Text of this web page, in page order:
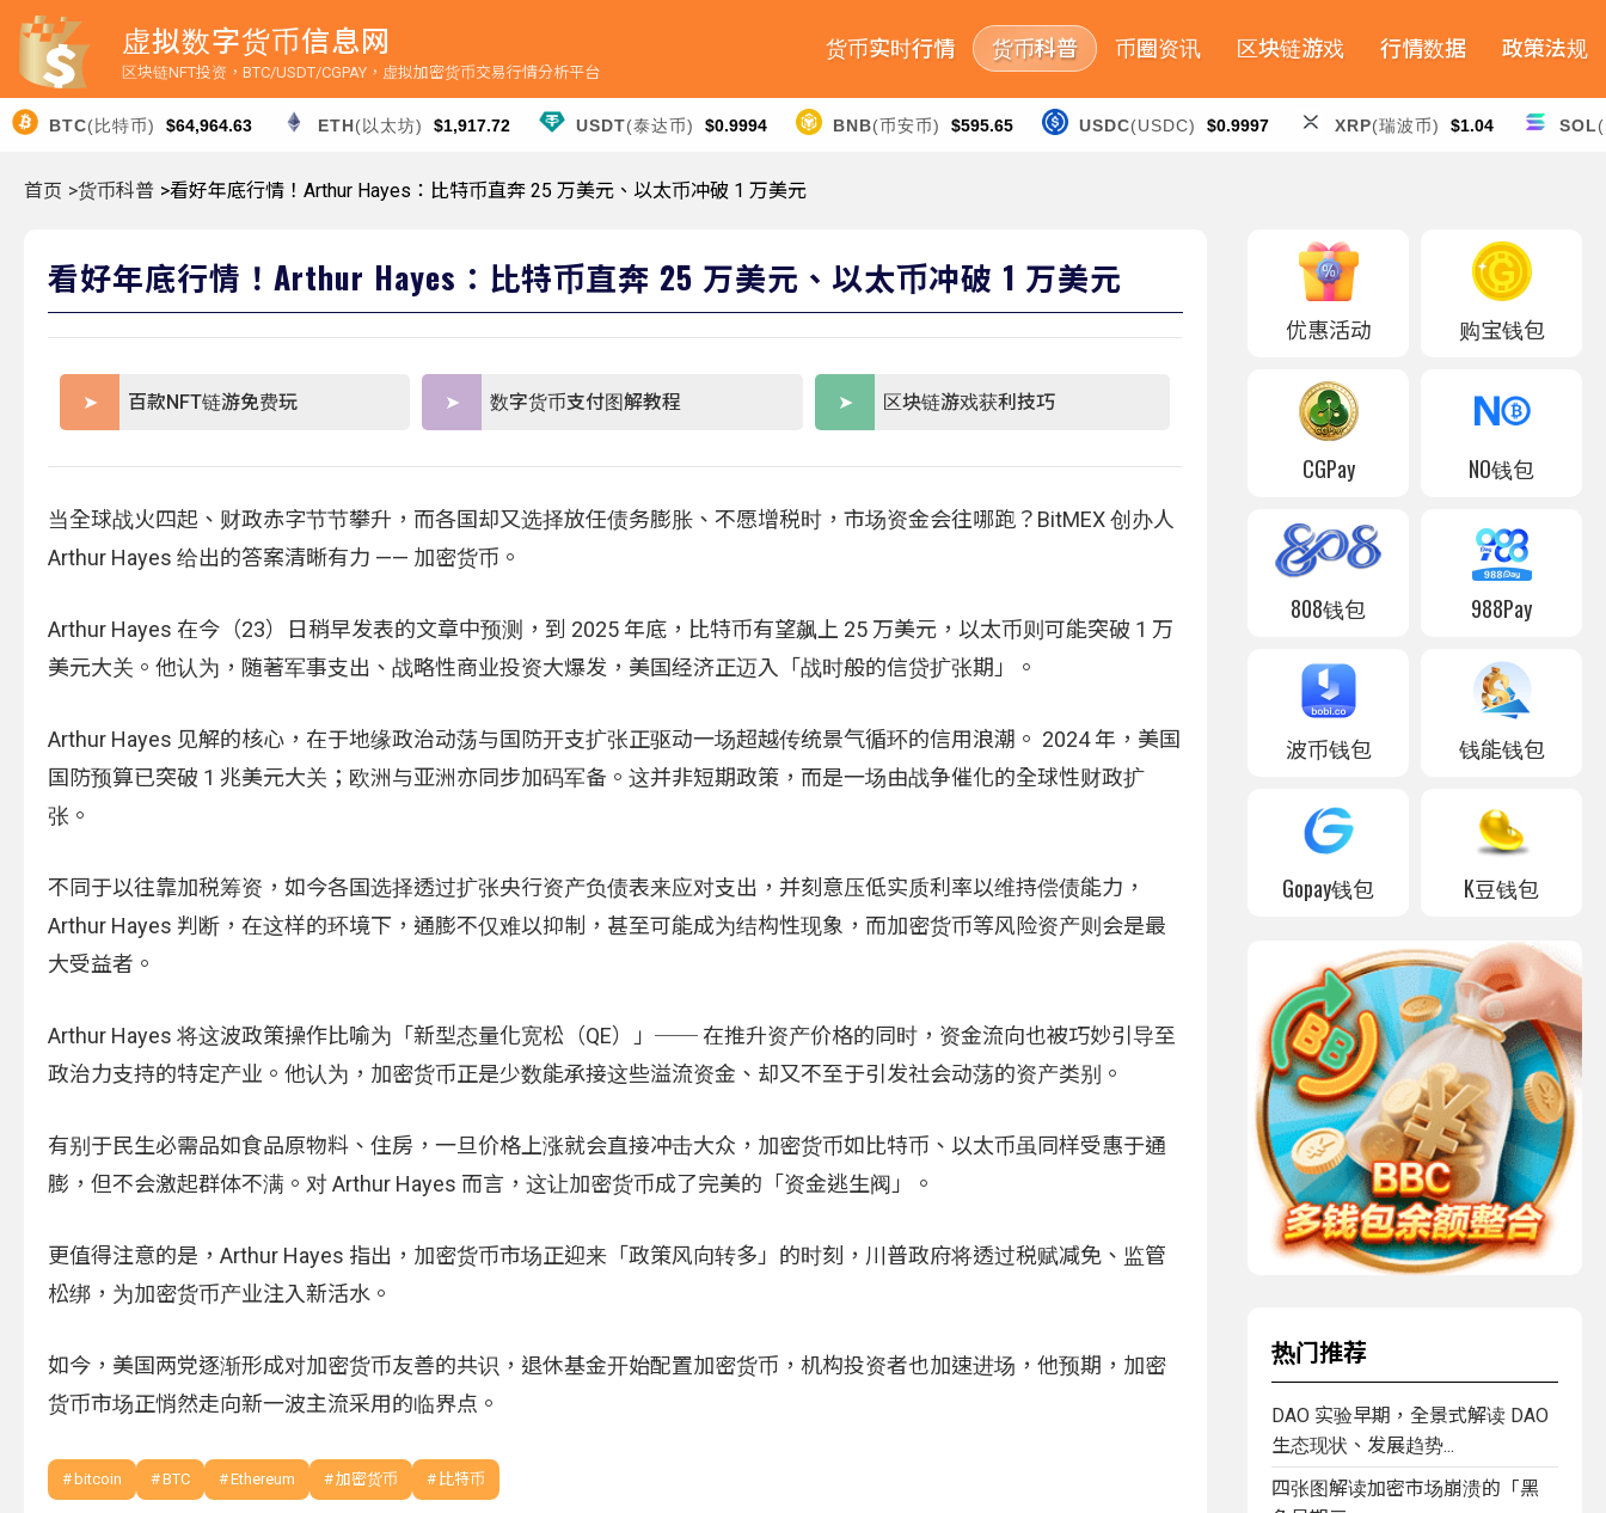
虚拟数字货币信息网
区块链NFT投资，BTC/USDT/CGPAY，虚拟加密货币交易行情分析平台
货币实时行情 货币科普 币圈资讯 区块链游戏 行情数据 政策法规
BTC(比特币) $64,964.63 ETH(以太坊) $1,917.72 USDT(泰达币) $0.9994 BNB(币安币) $595.65 USDC(USDC) $0.9997 XRP(瑞波币) $1.04 SOL
首页 >货币科普 >看好年底行情！Arthur Hayes：比特币直奔 25 万美元、以太币冲破 1 万美元
看好年底行情！Arthur Hayes：比特币直奔 25 万美元、以太币冲破 1 万美元
百款NFT链游免费玩 数字货币支付图解教程 区块链游戏获利技巧
当全球战火四起、财政赤字节节攀升，而各国却又选择放任债务膨胀、不愿增税时，市场资金会往哪跑？BitMEX 创办人
Arthur Hayes 给出的答案清晰有力 —— 加密货币。
Arthur Hayes 在今（23）日稍早发表的文章中预测，到 2025 年底，比特币有望飙上 25 万美元，以太币则可能突破 1 万
美元大关。他认为，随著军事支出、战略性商业投资大爆发，美国经济正迈入「战时般的信贷扩张期」。
Arthur Hayes 见解的核心，在于地缘政治动荡与国防开支扩张正驱动一场超越传统景气循环的信用浪潮。 2024 年，美国
国防预算已突破 1 兆美元大关；欧洲与亚洲亦同步加码军备。这并非短期政策，而是一场由战争催化的全球性财政扩
张。
不同于以往靠加税筹资，如今各国选择透过扩张央行资产负债表来应对支出，并刻意压低实质利率以维持偿债能力，
Arthur Hayes 判断，在这样的环境下，通膨不仅难以抑制，甚至可能成为结构性现象，而加密货币等风险资产则会是最
大受益者。
Arthur Hayes 将这波政策操作比喻为「新型态量化宽松（QE）」── 在推升资产价格的同时，资金流向也被巧妙引导至
政治力支持的特定产业。他认为，加密货币正是少数能承接这些溢流资金、却又不至于引发社会动荡的资产类别。
有别于民生必需品如食品原物料、住房，一旦价格上涨就会直接冲击大众，加密货币如比特币、以太币虽同样受惠于通
膨，但不会激起群体不满。对 Arthur Hayes 而言，这让加密货币成了完美的「资金逃生阀」。
更值得注意的是，Arthur Hayes 指出，加密货币市场正迎来「政策风向转多」的时刻，川普政府将透过税赋减免、监管
松绑，为加密货币产业注入新活水。
如今，美国两党逐渐形成对加密货币友善的共识，退休基金开始配置加密货币，机构投资者也加速进场，他预期，加密
货币市场正悄然走向新一波主流采用的临界点。
bitcoin BTC Ethereum 加密货币 比特币
优惠活动 购宝钱包
CGPay NO钱包
808钱包 988Pay
波币钱包 钱能钱包
Gopay钱包 K豆钱包
热门推荐
DAO 实验早期，全景式解读 DAO
生态现状、发展趋势...
四张图解读加密市场崩溃的「黑